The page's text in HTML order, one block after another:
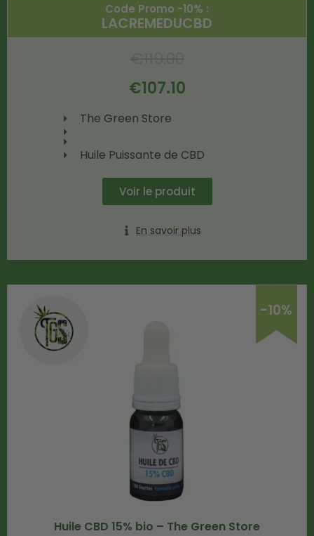
Code Promo -10% :
LACREMEDUCBD
€107.10
The Green Store
Huile Puissante de CBD
Voir le produit
En savoir plus
-10%
Huile CBD 15% bio – The Green Store